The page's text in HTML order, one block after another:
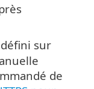
sur
de